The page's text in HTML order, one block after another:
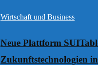
Wirtschaft und Business
Neue Plattform
Zukunftstechnologien